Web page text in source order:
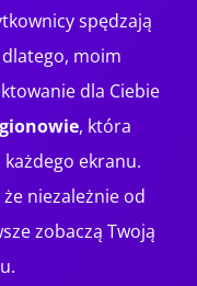
spędzają
dlatego, moim
dla Ciebie
, która
ekranu.
niezależnie od
zobaczą Twoją